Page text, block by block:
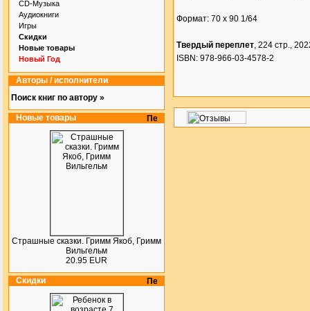
CD-Музыка
Аудиокниги
Игры
Скидки
Новые товары
Новый Год
Авторы / исполнители
Поиск книг по автору »
Новые товары
Страшные сказки. Гримм Якоб, Гримм
Вильгельм
20.95 EUR
Скидки
Формат: 70 х 90 1/64
Твердый переплет, 224 стр.,
ISBN: 978-966-03-4578-2